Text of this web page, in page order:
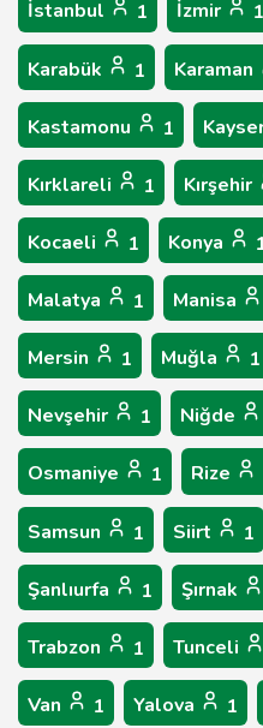
İstanbul 1 İzmir 1
Karabük 1 Karaman
Kastamonu 1
Kırklareli 1 Kırşehir
Kocaeli 1 Konya
Malatya 1 Manisa
Mersin 1 Muğla 1
Nevşehir 1 Niğde
Osmaniye 1 Rize
Samsun 1 Siirt 1
Şanlıurfa 1 Şırnak
Trabzon 1 Tunceli
Van 1 Yalova 1